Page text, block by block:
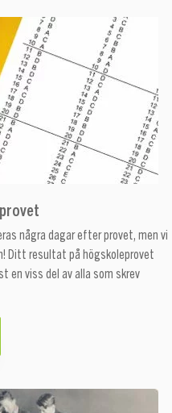
några dagar efter provet, men vi
Ditt resultat på högskoleprovet
en viss del av alla som skrev